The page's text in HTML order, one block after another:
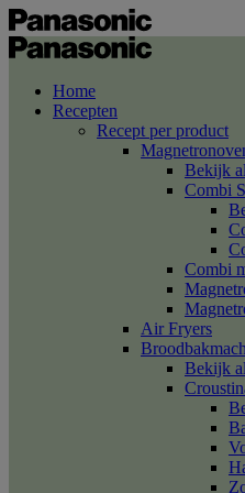
Home
Recepten
Recept per product
Bekijk
Combi
Combi
Air Fryers
Bekijk